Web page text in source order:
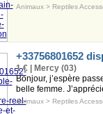
Animaux> Reptiles
+33756801652
1 € | Mercy (03)
Bonjour, j’espère
belle femme.
Animaux> Reptiles